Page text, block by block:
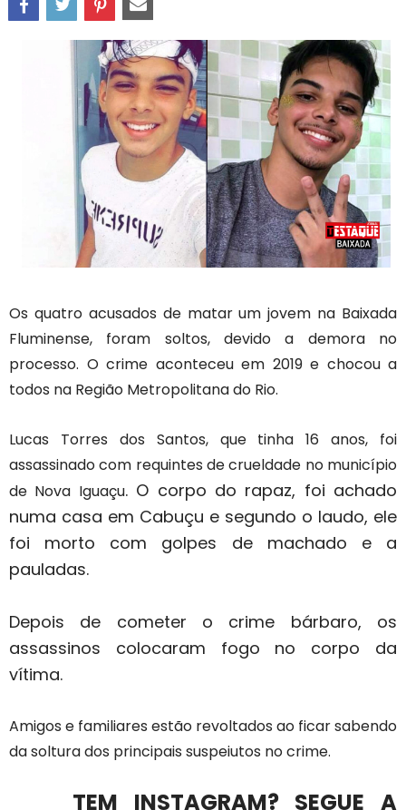
Os quatro acusados de matar um jovem na Baixada
Fluminense, foram soltos, devido a demora no
processo. O crime aconteceu em 2019 e chocou a
todos na Região Metropolitana do Rio.
Lucas Torres dos Santos, que tinha 16 anos, foi
assassinado com requintes de crueldade no município
de Nova Iguaçu. O corpo do rapaz, foi achado
numa casa em Cabuçu e segundo o laudo, ele
foi morto com golpes de machado e a
pauladas.
Depois de cometer o crime bárbaro, os
assassinos colocaram fogo no corpo da
vítima.
Amigos e familiares estão revoltados ao ficar sabendo
da soltura dos principais suspeiutos no crime.
TEM INSTAGRAM? SEGUE A